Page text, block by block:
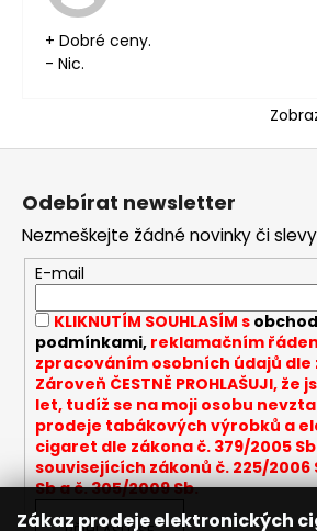
Zákaz prodeje elektronických
+ Dobré ceny.
- Nic.
Z
Odebírat newsletter
Nezmeškejte žádné novinky či
E-mail
KLIKNUTÍM SOUHLASÍM s
podmínkami,reklamačním
zpracováním osobních údajů dle
Zároveň ČESTNĚ PROHLAŠUJI, že
let, tudíž se na moji osobu
prodeje tabákových výrobků a
cigaret dle zákona č. 379/2005
souvisejících zákonů č. 225/2006
Sb a č. 305/2009 Sb.